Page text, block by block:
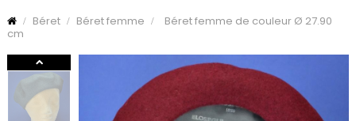
Béret Béret femme
Béret femme de couleur Ø 27.90
cm